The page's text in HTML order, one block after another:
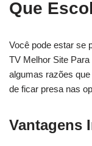
Que
Você pode estar se
TV Melhor Site
algumas razões
de ficar presa nas
Vantagens